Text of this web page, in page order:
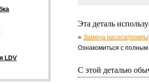
Эта деталь
Замена
Ознакомиться с
С этой деталью
LDV